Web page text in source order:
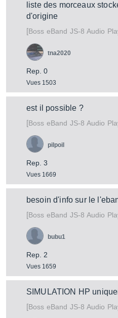
liste des morceaux
d'origine
[Boss eBand JS-8 Audio
Rep. 0
Vues 1503
tna2020
est il possible ?
[Boss eBand JS-8 Audio
Rep. 3
Vues 1669
pilpoil
besoin d'info sur le
[Boss eBand JS-8 Audio
Rep. 2
Vues 1659
bubu1
SIMULATION HP
[Boss eBand JS-8 Audio